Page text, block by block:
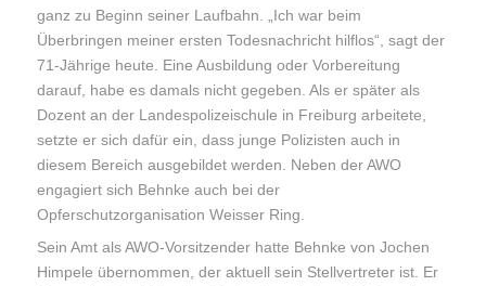
ganz zu Beginn seiner Laufbahn. „Ich war beim
Überbringen meiner ersten Todesnachricht hilflos“, sagt der
71-Jährige heute. Eine Ausbildung oder Vorbereitung
darauf, habe es damals nicht gegeben. Als er später als
Dozent an der Landespolizeischule in Freiburg arbeitete,
setzte er sich dafür ein, dass junge Polizisten auch in
diesem Bereich ausgebildet werden. Neben der AWO
engagiert sich Behnke auch bei der
Opferschutzorganisation Weisser Ring.
Sein Amt als AWO-Vorsitzender hatte Behnke von Jochen
Himpele übernommen, der aktuell sein Stellvertreter ist. Er